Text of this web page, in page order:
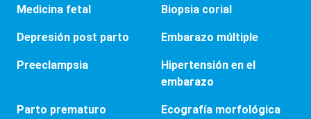
Medicina fetal Biopsia corial
Depresión post parto Embarazo múltiple
Preeclampsia
Hipertensión en el
embarazo
Parto prematuro Ecografía morfológica